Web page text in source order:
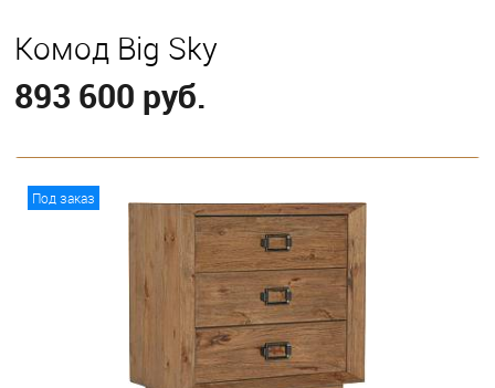
Комод Big Sky
893 600 руб.
В корзину
Под заказ